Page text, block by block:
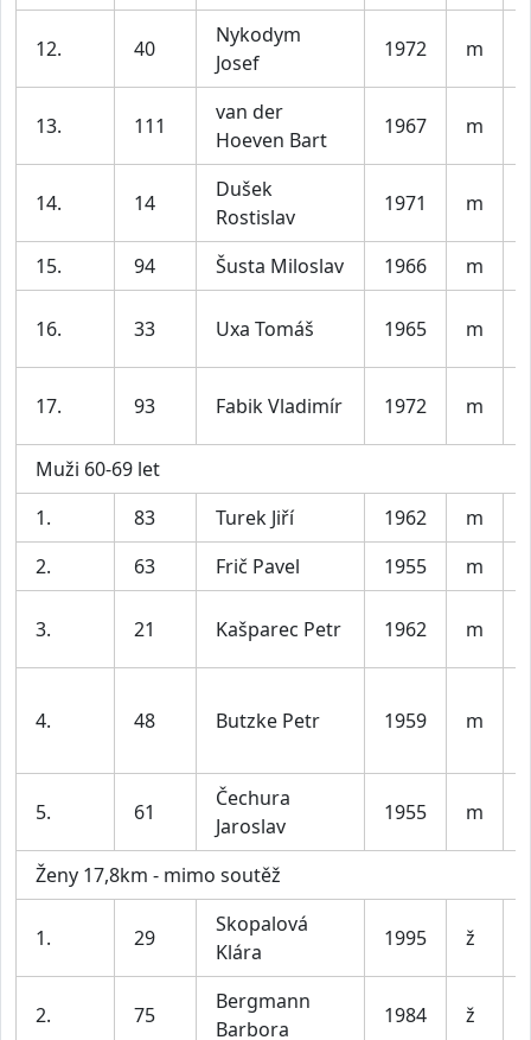
12. 40
Nykodym
Josef
1972 m
13. 111
van der
Hoeven Bart
1967 m
14. 14
Dušek
Rostislav
1971 m
15. 94 Šusta Miloslav 1966 m
16. 33 Uxa Tomáš 1965 m
17. 93 Fabik Vladimír 1972 m
Muži 60-69 let
1.
83 Turek Jiří 1962 m
2.
63 Frič Pavel 1955 m
3. 21 Kašparec Petr 1962 m
4. 48 Butzke Petr 1959 m
5. 61
Čechura
Jaroslav
1955 m
Ženy 17,8km - mimo soutěž
1. 29
Skopalová
Klára
1995 ž
2. 75
Bergmann
Barbora
1984 ž